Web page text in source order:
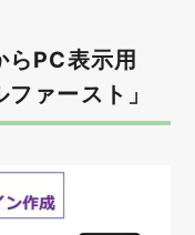
らPC表示用
ァースト」